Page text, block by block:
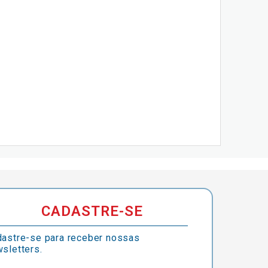
CADASTRE-SE
se para receber nossas